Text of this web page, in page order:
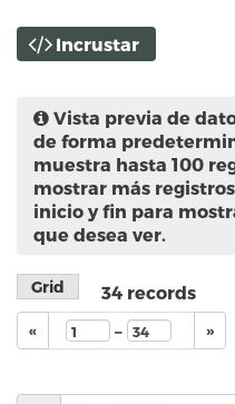
Incrustar
Vista previa de
de forma
muestra hasta 100
mostrar más
inicio y fin para
que desea ver.
Grid 34 records
« – »